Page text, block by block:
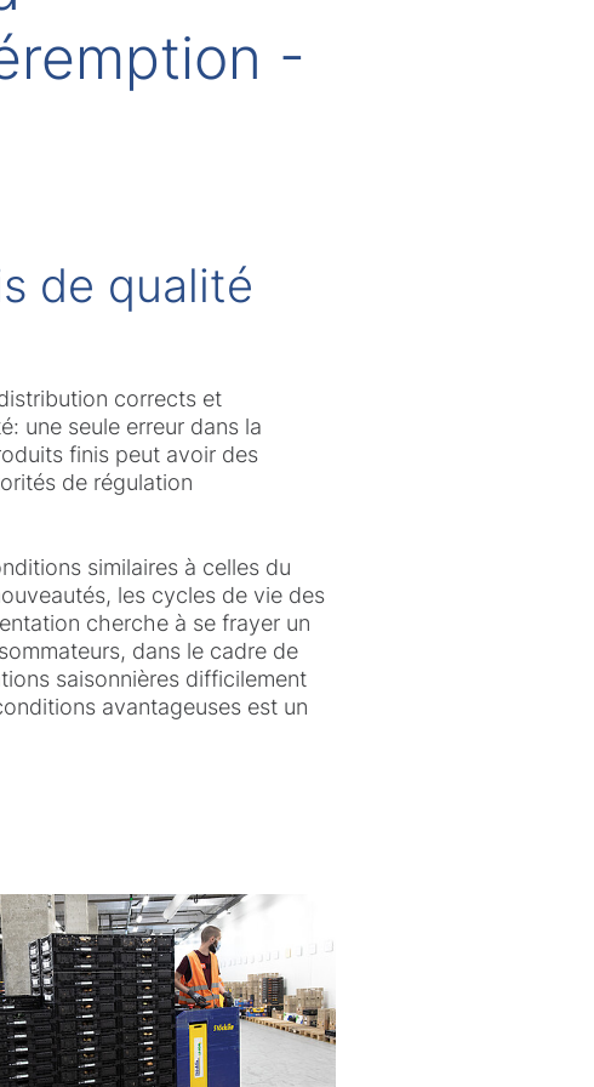
-
de qualité
corrects et
une seule erreur dans la
finis peut avoir des
de régulation
similaires à celles du
les cycles de vie des
cherche à se frayer un
dans le cadre de
saisonnières difficilement
avantageuses est un